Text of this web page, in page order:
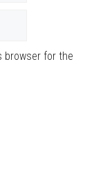
browser for the